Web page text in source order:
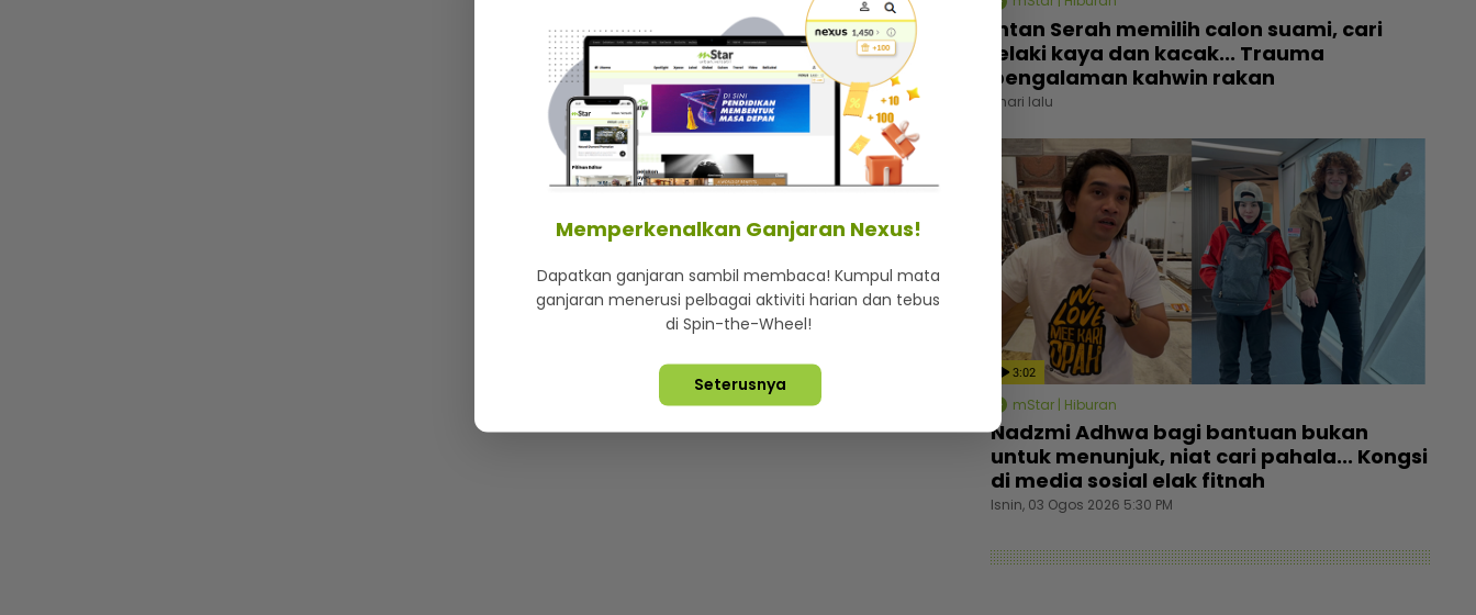
Intan Serah memilih calon suami, cari
lelaki kaya dan kacak... Trauma
pengalaman kahwin rakan
1 hari lalu
3:02
mStar | Hiburan
Nadzmi Adhwa bagi bantuan bukan
untuk menunjuk, niat cari pahala... Kongsi
di media sosial elak fitnah
Isnin, 03 Ogos 2026 5:30 PM
Memperkenalkan Ganjaran Nexus!
Dapatkan ganjaran sambil membaca! Kumpul mata
ganjaran menerusi pelbagai aktiviti harian dan tebus
di Spin-the-Wheel!
Seterusnya